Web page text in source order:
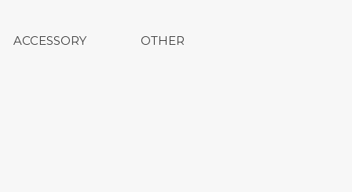
ACCESSORY OTHER